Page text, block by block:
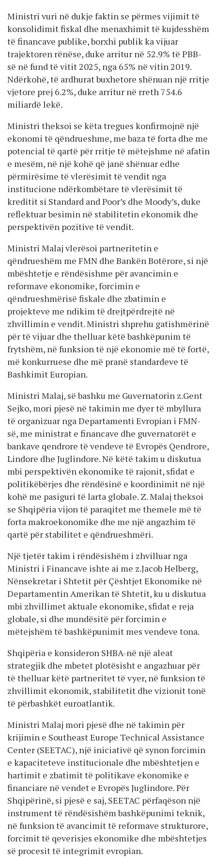
Ministri vuri në dukje faktin se përmes vijimit të
konsolidimit fiskal dhe menaxhimit të kujdesshëm
të financave publike, borxhi publik ka vijuar
trajektoren rënëse, duke arritur në 52.9% të PBB-
së në fund të vitit 2025, nga 65% në vitin 2019.
Ndërkohë, të ardhurat buxhetore shënuan një rritje
vjetore prej 6.2%, duke arritur në rreth 754.6
miliardë lekë.
Ministri theksoi se këta tregues konfirmojnë një
ekonomi të qëndrueshme, me baza të forta dhe me
potencial të qartë për rritje të mëtejshme në afatin
e mesëm, në një kohë që janë shënuar edhe
përmirësime të vlerësimit të vendit nga
institucione ndërkombëtare të vlerësimit të
kreditit si Standard and Poor’s dhe Moody’s, duke
reflektuar besimin në stabilitetin ekonomik dhe
perspektivën pozitive të vendit.
Ministri Malaj vlerësoi partneritetin e
qëndrueshëm me FMN dhe Bankën Botërore, si një
mbështetje e rëndësishme për avancimin e
reformave ekonomike, forcimin e
qëndrueshmërisë fiskale dhe zbatimin e
projekteve me ndikim të drejtpërdrejtë në
zhvillimin e vendit. Ministri shprehu gatishmërinë
për të vijuar dhe thelluar këtë bashkëpunim të
frytshëm, në funksion të një ekonomie më të fortë,
më konkurruese dhe më pranë standardeve të
Bashkimit Europian.
Ministri Malaj, së bashku me Guvernatorin z.Gent
Sejko, mori pjesë në takimin me dyer të mbyllura
të organizuar nga Departamenti Evropian i FMN-
së, me ministrat e financave dhe guvernatorët e
bankave qendrore të vendeve të Evropës Qendrore,
Lindore dhe Juglindore. Në këtë takim u diskutua
mbi perspektivën ekonomike të rajonit, sfidat e
politikëbërjes dhe rëndësinë e koordinimit në një
kohë me pasiguri të larta globale. Z. Malaj theksoi
se Shqipëria vijon të paraqitet me themele më të
forta makroekonomike dhe me një angazhim të
qartë për stabilitet e qëndrueshmëri.
Një tjetër takim i rëndësishëm i zhvilluar nga
Ministri i Financave ishte ai me z.Jacob Helberg,
Nënsekretar i Shtetit për Çështjet Ekonomike në
Departamentin Amerikan të Shtetit, ku u diskutua
mbi zhvillimet aktuale ekonomike, sfidat e reja
globale, si dhe mundësitë për forcimin e
mëtejshëm të bashkëpunimit mes vendeve tona.
Shqipëria e konsideron SHBA-në një aleat
strategjik dhe mbetet plotësisht e angazhuar për
të thelluar këtë partneritet të vyer, në funksion të
zhvillimit ekonomik, stabilitetit dhe vizionit tonë
të përbashkët euroatlantik.
Ministri Malaj mori pjesë dhe në takimin për
krijimin e Southeast Europe Technical Assistance
Center (SEETAC), një iniciativë që synon forcimin
e kapaciteteve institucionale dhe mbështetjen e
hartimit e zbatimit të politikave ekonomike e
financiare në vendet e Evropës Juglindore. Për
Shqipërinë, si pjesë e saj, SEETAC përfaqëson një
instrument të rëndësishëm bashkëpunimi teknik,
në funksion të avancimit të reformave strukturore,
forcimit të qeverisjes ekonomike dhe mbështetjes
së procesit të integrimit evropian.